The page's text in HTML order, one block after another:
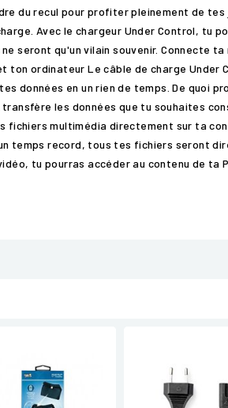
du recul pour profiter pleinement de
Avec le chargeur Under Control, tu
seront qu'un vilain souvenir. Connecte
ordinateur Le câble de charge Under
données en un rien de temps. De quoi
les données que tu souhaites
multimédia directement sur ta
temps record, tous tes fichiers seront
tu pourras accéder au contenu de ta